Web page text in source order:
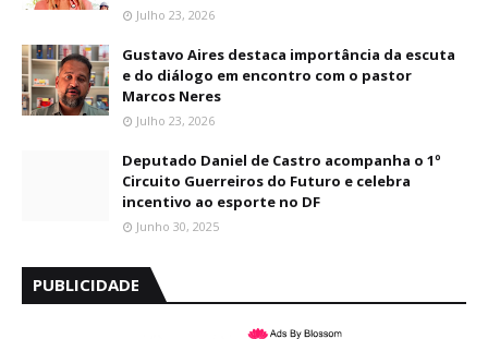
Julho 23, 2026
Gustavo Aires destaca importância da escuta
e do diálogo em encontro com o pastor
Marcos Neres
Julho 23, 2026
Deputado Daniel de Castro acompanha o 1º
Circuito Guerreiros do Futuro e celebra
incentivo ao esporte no DF
Junho 30, 2025
PUBLICIDADE